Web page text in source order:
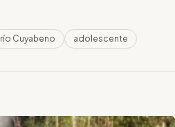
río Cuyabeno adolescente